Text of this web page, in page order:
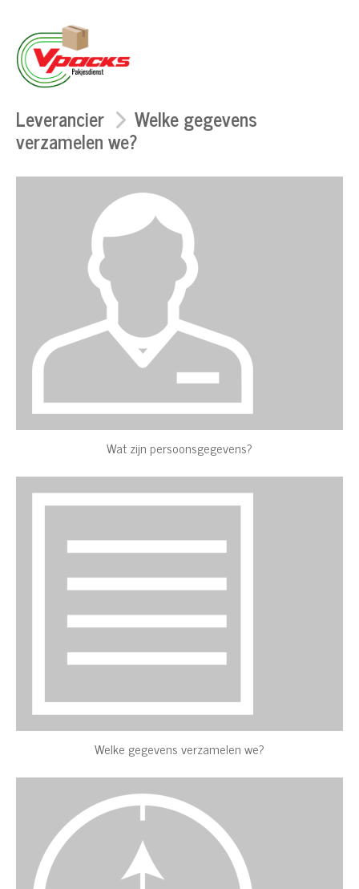
Leverancier Welke gegevens
verzamelen we?
Wat zijn persoonsgegevens?
Welke gegevens verzamelen we?